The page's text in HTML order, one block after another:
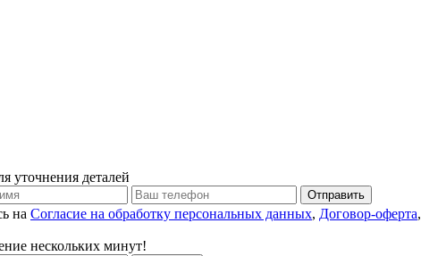
уточнения деталей
Отправить
на Согласие на обработку персональных данных, Договор-оферта,
нескольких минут!